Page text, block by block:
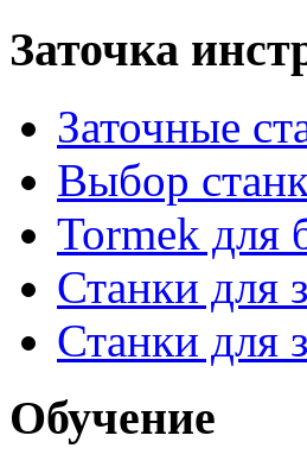
Заточка
Заточные
Выбор
Tormek для
Станки для
Станки для
Обучение